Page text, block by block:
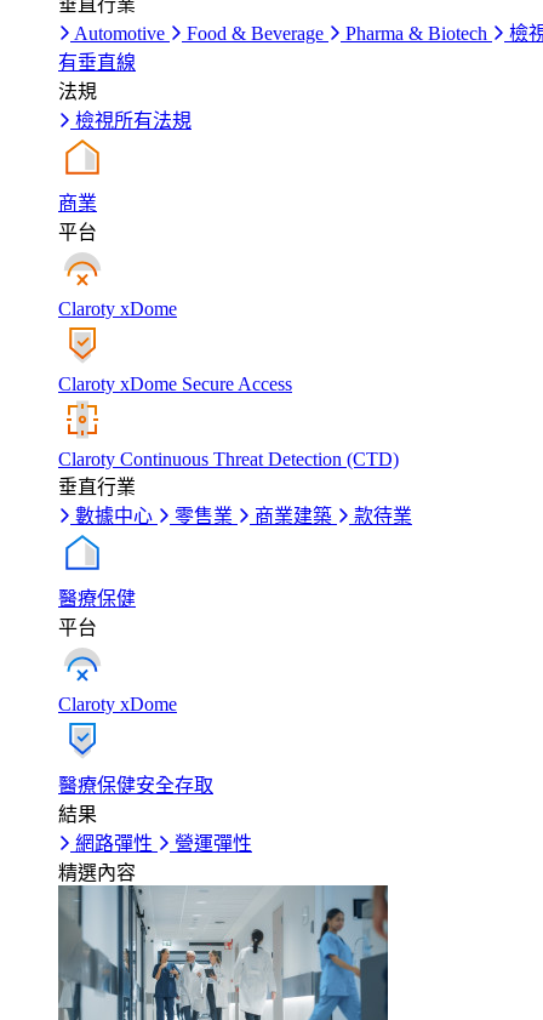
垂直行業
Automotive
Food & Beverage Pharma & Biotech
檢
有垂直線
法規
檢視所有法規
商業
平台
Claroty xDome
Claroty xDome Secure Access
Claroty Continuous Threat Detection (CTD)
垂直行業
數據中心
零售業 商業建築 款待業
醫療保健
平台
Claroty xDome
醫療保健安全存取
結果
網路彈性
營運彈性
精選內容